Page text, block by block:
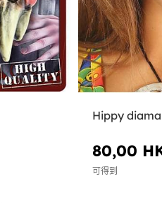
Hippy
80,00
可得到